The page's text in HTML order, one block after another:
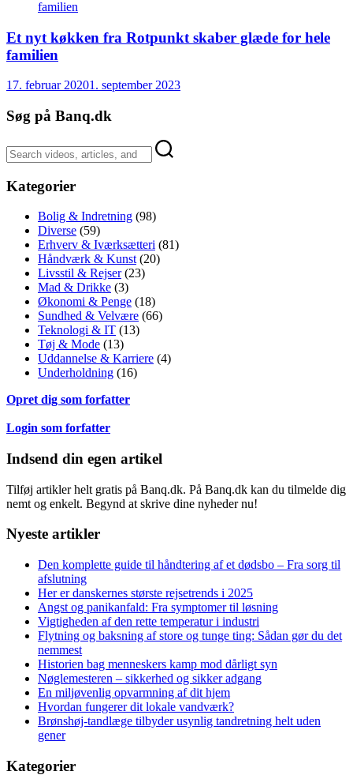
Et nyt køkken fra Rotpunkt skaber glæde for hele
familien
17. februar 20201. september 2023
Søg på Banq.dk
Kategorier
Bolig & Indretning (98)
Diverse (59)
Erhverv & Iværksætteri (81)
Håndværk & Kunst (20)
Livsstil & Rejser(23)
Mad & Drikke (3)
Økonomi & Penge (18)
Sundhed & Velvære (66)
Teknologi & IT (13)
Tøj & Mode (13)
Uddannelse & Karriere (4)
Underholdning (16)
Opret dig som forfatter
Login som forfatter
Indsend din egen artikel
Tilføj artikler helt gratis på Banq.dk. På Banq.dk kan du tilmelde dig
nemt og enkelt. Begynd at skrive dine nyheder nu!
Nyeste artikler
Den komplette guide til håndtering af et dødsbo – Fra sorg til
afslutning
Her er danskernes største rejsetrends i 2025
Angst og panikanfald: Fra symptomer til løsning
Vigtigheden af den rette temperatur i industri
Flytning og baksning af store og tunge ting: Sådan gør du det
nemmest
Historien bag menneskers kamp mod dårligt syn
Nøglemesteren – sikkerhed og sikker adgang
En miljøvenlig opvarmning af dit hjem
Hvordan fungerer dit lokale vandværk?
Brønshøj-tandlæge tilbyder usynlig tandretning helt uden
gener
Kategorier